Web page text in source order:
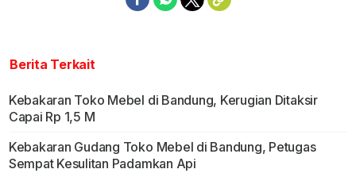
Berita Terkait
Kebakaran Toko Mebel di Bandung, Kerugian Ditaksir
Capai Rp 1,5 M
Kebakaran Gudang Toko Mebel di Bandung, Petugas
Sempat Kesulitan Padamkan Api